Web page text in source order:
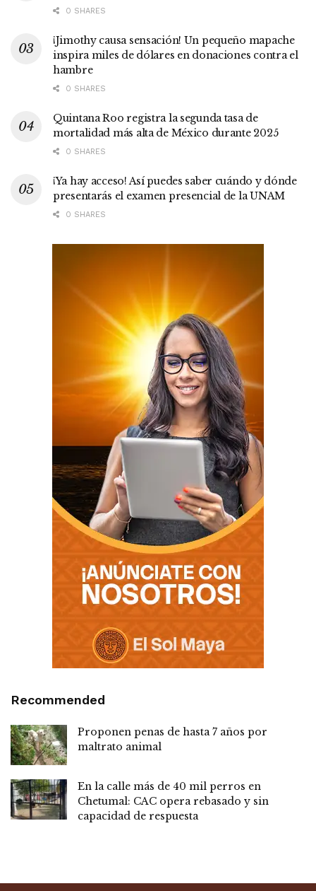
0 SHARES
¡Jimothy causa sensación! Un pequeño mapache
inspira miles de dólares en donaciones contra el
hambre
0 SHARES
Quintana Roo registra la segunda tasa de
mortalidad más alta de México durante 2025
0 SHARES
¡Ya hay acceso! Así puedes saber cuándo y dónde
presentarás el examen presencial de la UNAM
0 SHARES
Recommended
Proponen penas de hasta 7 años por
maltrato animal
En la calle más de 40 mil perros en
Chetumal: CAC opera rebasado y sin
capacidad de respuesta